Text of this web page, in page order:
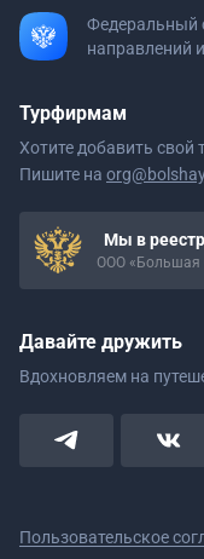
Федеральный
направлений
Турфирмам
Хотите добавить свой
Пишите на
Мы в
ООО «Большая
Давайте дружить
Вдохновляем на
Пользовательское